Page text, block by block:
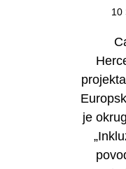
10
je